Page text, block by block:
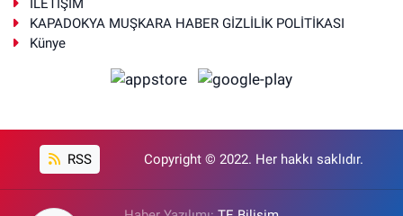
İLETİŞİM
KAPADOKYA MUŞKARA HABER GİZLİLİK POLİTİKASI
Künye
RSS Copyright © 2022. Her hakkı saklıdır.